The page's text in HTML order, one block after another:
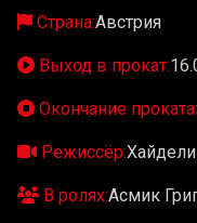
Страна:Австрия
Выход в прокат:
Окончание проката:
Режиссёр:
В ролях:Асмик